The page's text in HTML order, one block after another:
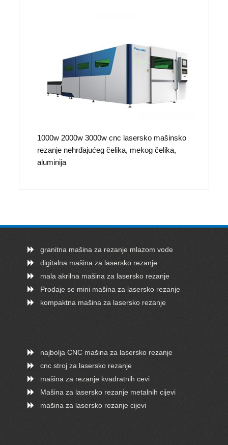
1000w 2000w 3000w cnc lasersko mašinsko
rezanje nehrđajućeg čelika, mekog čelika,
aluminija
granitna mašina za rezanje mlazom vode
digitalna mašina za lasersko rezanje
mala akrilna mašina za lasersko rezanje
Prodaje se mini mašina za lasersko rezanje
kompaktna mašina za lasersko rezanje
najbolja CNC mašina za lasersko rezanje
cnc stroj za lasersko rezanje
mašina za rezanje kvadratnih cevi
Mašina za lasersko rezanje metalnih cijevi
mašina za lasersko rezanje cijevi